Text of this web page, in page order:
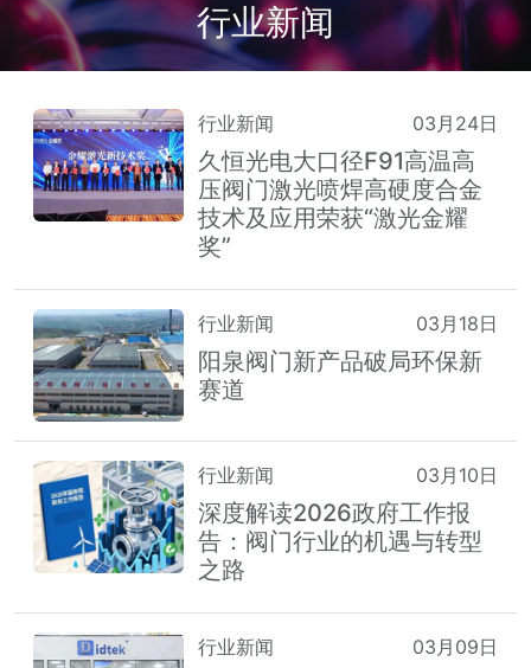
行业新闻
行业新闻 03月24日
久恒光电大口径F91高温高
压阀门激光喷焊高硬度合金
技术及应用荣获“激光金耀
奖”
行业新闻 03月18日
阳泉阀门新产品破局环保新
赛道
行业新闻 03月10日
深度解读2026政府工作报
告：阀门行业的机遇与转型
之路
行业新闻 03月09日